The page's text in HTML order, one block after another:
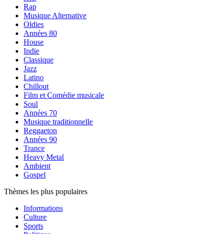
Rap
Musique Alternative
Oldies
Années 80
House
Indie
Classique
Jazz
Latino
Chillout
Film et Comédie musicale
Soul
Années 70
Musique traditionnelle
Reggaeton
Années 90
Trance
Heavy Metal
Ambient
Gospel
Thèmes les plus populaires
Informations
Culture
Sports